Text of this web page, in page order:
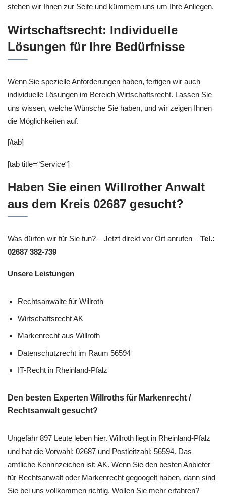
stehen wir Ihnen zur Seite und kümmern uns um Ihre Anliegen.
Wirtschaftsrecht: Individuelle
Lösungen für Ihre Bedürfnisse
Wenn Sie spezielle Anforderungen haben, fertigen wir auch
individuelle Lösungen im Bereich Wirtschaftsrecht. Lassen Sie
uns wissen, welche Wünsche Sie haben, und wir zeigen Ihnen
die Möglichkeiten auf.
[/tab]
[tab title=“Service“]
Haben Sie einen Willrother Anwalt
aus dem Kreis 02687 gesucht?
Was dürfen wir für Sie tun? – Jetzt direkt vor Ort anrufen –Tel.:
02687 382-739
Unsere Leistungen
Rechtsanwälte für Willroth
Wirtschaftsrecht AK
Markenrecht aus Willroth
Datenschutzrecht im Raum 56594
IT-Recht in Rheinland-Pfalz
Den besten Experten Willroths für Markenrecht /
Rechtsanwalt gesucht?
Ungefähr 897 Leute leben hier. Willroth liegt in Rheinland-Pfalz
und hat die Vorwahl: 02687 und Postleitzahl: 56594. Das
amtliche Kennnzeichen ist: AK. Wenn Sie den besten Anbieter
für Rechtsanwalt oder Markenrecht gegoogelt haben, dann sind
Sie bei uns vollkommen richtig. Wollen Sie mehr erfahren?